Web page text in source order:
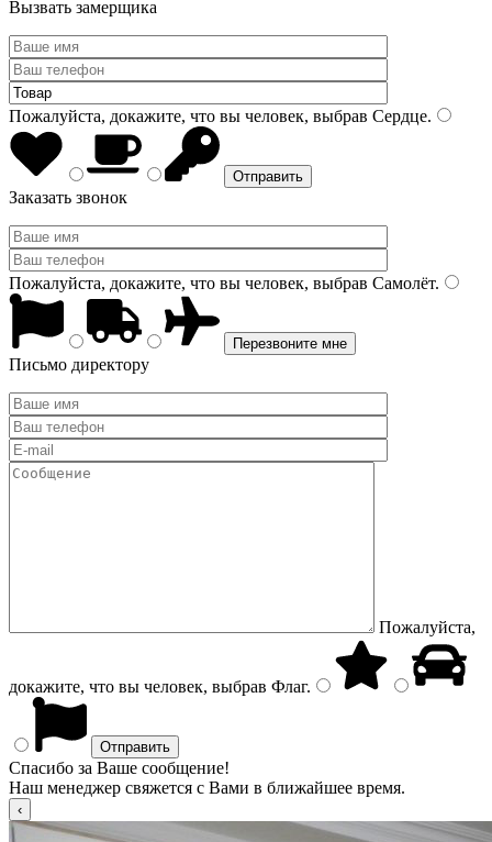
Вызвать замерщика
Пожалуйста, докажите, что вы человек, выбрав Сердце.
Заказать звонок
Пожалуйста, докажите, что вы человек, выбрав Самолёт.
Письмо директору
Пожалуйста,
докажите, что вы человек, выбрав Флаг.
Спасибо за Ваше сообщение!
Наш менеджер свяжется с Вами в ближайшее время.